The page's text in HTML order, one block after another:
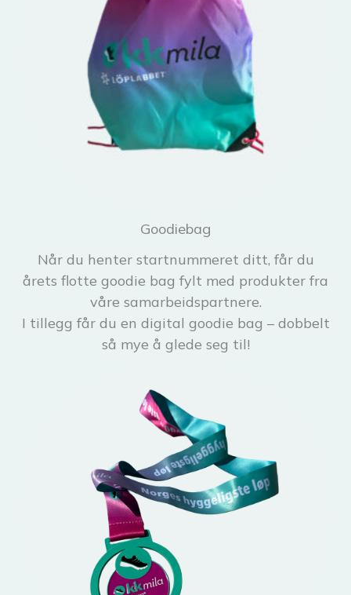
Goodiebag
Når du henter startnummeret ditt, får du
årets flotte goodie bag fylt med produkter fra
våre samarbeidspartnere.
I tillegg får du en digital goodie bag – dobbelt
så mye å glede seg til!